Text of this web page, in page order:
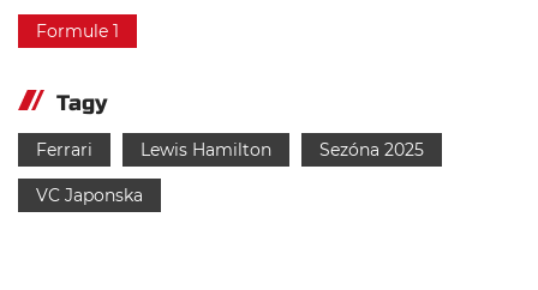
Formule 1
Tagy
Ferrari Lewis Hamilton Sezóna 2025
VC Japonska